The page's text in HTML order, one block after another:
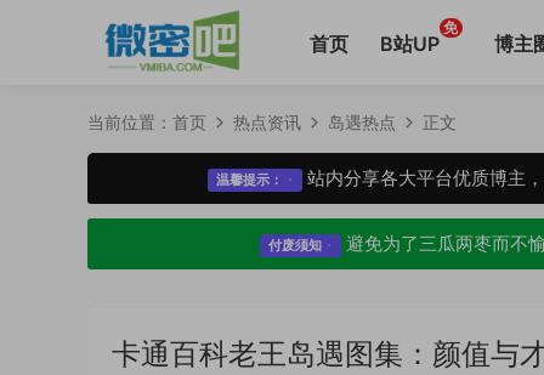
首页 B站UP
免
博主
当前位置： 首页 热点资讯 岛遇热点 正文
温馨提示： 站内分享各大平台优质博主
付废须知 避免为了三瓜两枣而不
卡通百科老王岛遇图集：颜值与